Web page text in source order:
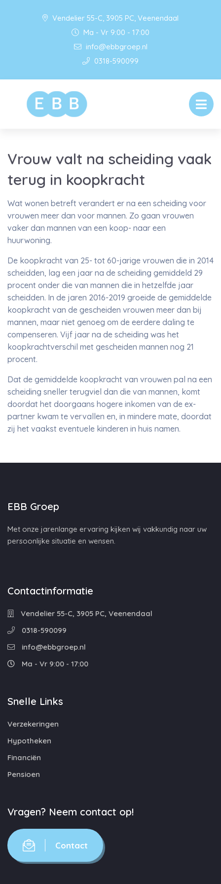
Vendelier 55-C, 3905 PC, Veenendaal
Ma - Vr 9:00 - 17:00
info@ebbgroep.nl
0318-590099
Vrouw valt na scheiding vaak
terug in koopkracht
Wat wonen betreft verandert er na een scheiding voor
vrouwen meer dan voor mannen. Zo gaan vrouwen
vaker dan mannen van een koop- naar een
huurwoning.
De koopkracht van 25- tot 60-jarige vrouwen die in 2014
scheidden, lag een jaar na de scheiding gemiddeld 29
procent onder die van mannen die in hetzelfde jaar
scheidden. In de jaren 2016-2019 groeide de gemiddelde
koopkracht van de gescheiden vrouwen meer dan bij
mannen, maar niet genoeg om de eerdere daling te
compenseren. Vijf jaar na de scheiding was het
koopkrachtverschil met gescheiden mannen nog 21
procent.
Dat de gemiddelde koopkracht van vrouwen pal na een
scheiding sneller terugviel dan die van mannen, komt
doordat het doorgaans hogere inkomen van de ex-
partner kwam te vervallen en, in mindere mate, doordat
zij het vaakst eventuele kinderen in huis namen.
EBB Groep
Met onze jarenlange ervaring kijken wij vakkundig naar uw
persoonlijke situatie en wensen.
Contactinformatie
Vendelier 55-C, 3905 PC, Veenendaal
0318-590099
info@ebbgroep.nl
Ma - Vr 9:00 - 17:00
Snelle Links
Verzekeringen
Hypotheken
Financiën
Pensioen
Vragen? Neem contact op!
Contact